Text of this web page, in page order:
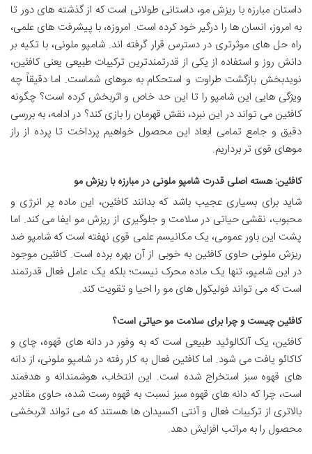
داستان مبارزه با ریزش مو، داستانی طولانی است که از گذشته های دور تا
به امروز، انسان ها را درگیر خود کرده است. امروزه، با پیشرفت های علمی،
راه حل های موثرتری در دسترس قرار گرفته اند. شامپو ملونی، با تکیه بر
دانش روز و استفاده از یکی از قدرتمندترین ترکیبات طبیعی یعنی کافئین،
نویدبخش بازگشت طراوت و استحکام به موهای شماست. اما دقیقاً چه
ویژگی هایی این شامپو را تا این حد خاص و اثربخش کرده است؟ چگونه
کافئین می تواند در این نبرد، نقش قهرمان را بازی کند؟ در ادامه، به بررسی
دقیق و جامع تمامی ابعاد این محصول خواهیم پرداخت تا پرده از راز
موهای قوی تر برداریم.
کافئین: هسته اصلی قدرت شامپو ملونی در مبارزه با ریزش مو
شاید برای بسیاری عجیب باشد که بدانند کافئین، این ماده پر انرژی و
محبوب، نقشی حیاتی در سلامت و جلوگیری از ریزش مو ایفا می کند. اما
پشت این باور عمومی، یک مکانیسم علمی قوی نهفته است که شامپو ضد
ریزش ملونی حاوی کافئین به خوبی از آن بهره برده است. کافئین موجود
در این شامپو، تنها یک ماده محرک نیست؛ بلکه یک عامل فعال قدرتمند
است که می تواند فولیکول های مو را احیا و تقویت کند.
کافئین چیست و چرا برای سلامت مو حیاتی است؟
کافئین، یک آلکالوئید طبیعی است که به وفور در دانه های قهوه، چای و
کاکائو یافت می شود. اما کافئین فعال به کار رفته در شامپو ملونی، از دانه
های قهوه سبز استخراج شده است. این انتخاب، هوشمندانه و هدفمند
است، چرا که دانه های قهوه سبز نسبت به قهوه رست شده، حاوی مقادیر
بالاتری از ترکیبات فعال و آنتی اکسیدان ها هستند که می تواند اثربخشی
محصول را به مراتب افزایش دهد.